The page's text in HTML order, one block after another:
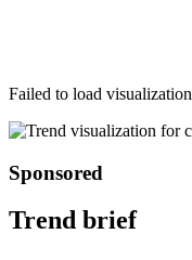
Failed to load visualization
Sponsored
Trend brief